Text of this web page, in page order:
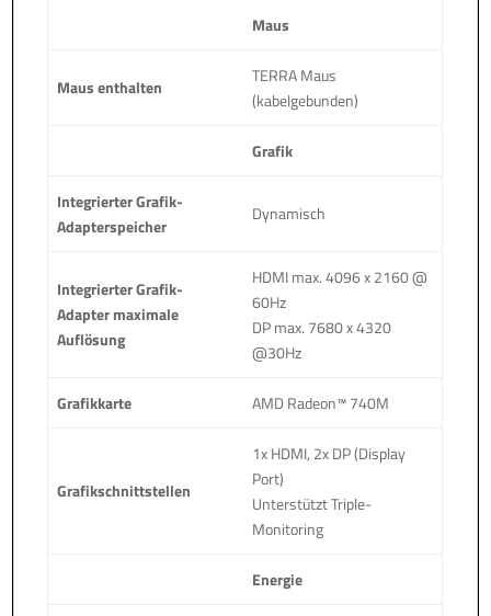
Maus
Maus enthalten
TERRA Maus
(kabelgebunden)
Grafik
Integrierter Grafik-
Adapterspeicher
Dynamisch
Integrierter Grafik-
Adapter maximale
Auflösung
HDMI max. 4096 x 2160 @
60Hz
DP max. 7680 x 4320
@30Hz
Grafikkarte AMD Radeon™ 740M
Grafikschnittstellen
1x HDMI, 2x DP (Display
Port)
Unterstützt Triple-
Monitoring
Energie